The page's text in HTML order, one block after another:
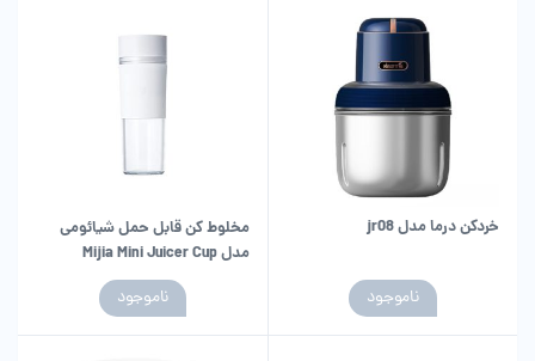
خردکن درما مدل jr08
ناموجود
مخلوط کن قابل حمل شیائومی
مدل Mijia Mini Juicer Cup
MJZZB01PL 300ml
ناموجود